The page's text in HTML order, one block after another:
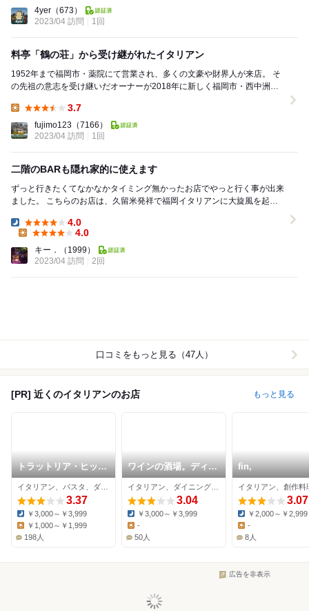
4yer （673）
2023/04 訪問
1回
料亭「鶴の荘」から受け継がれたイタリアン
1952年まで福岡市・薬院にて営業され、多くの文豪や財界人が来店。 そ
の先祖の意志を受け継いだオーナーが2018年に新しく福岡市・西中洲に
3.7
fujimo123 （7166）
2023/04 訪問
1回
二階のBARも隠れ家的に使えます
ずっと行きたくてなかなかタイミング無かったお店でやっと行く事が出来
ました。 こちらのお店は、久留米発祥で福岡イタリアンに大旋風を起こ
Dinner:
4.0
4.0
キー．
（1999）
2023/04 訪問
2回
口コミをもっと見る（47人）
[PR] 近くのイタリアンのお店 もっと見る
トラットリア・ヒッコ
リー
3.37
Dinner:
￥3,000～￥3,999
￥1,000～￥1,999
198人
ワインの酒場。ディプ
ント 天神西通り店
3.04
Dinner:
￥3,000～￥3,999
Lunch:
-
50人
fin,
3.07
Dinner:
￥2,000～￥2,999
Lunch:
-
8人
広告を非表示